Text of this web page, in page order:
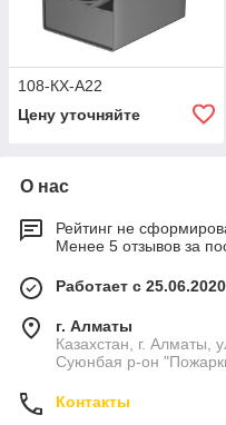
108-КХ-А22
Цену уточняйте
О нас
Рейтинг не
Менее 5 отзывов за
Работает с 25.06.2020
г. Алматы
Казахстан, г. Алматы,
Суюнбая р-он
Контакты